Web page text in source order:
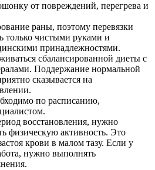
от повреждений, перегрева и
раны, поэтому перевязки
только чистыми руками и
принадлежностями.
сбалансированной диеты с
Поддержание нормальной
сказывается на
по расписанию,
восстановления, нужно
физическую активность. Это
крови в малом тазу. Если у
нужно выполнять